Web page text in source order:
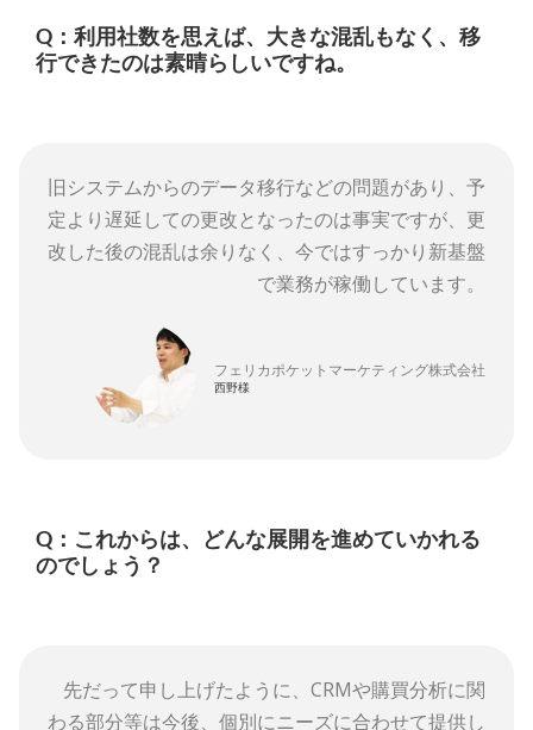
Q：利用社数を思えば、大きな混乱もなく、移
行できたのは素晴らしいですね。
旧システムからのデータ移行などの問題があり、予
定より遅延しての更改となったのは事実ですが、更
改した後の混乱は余りなく、今ではすっかり新基盤
で業務が稼働しています。
フェリカポケットマーケティング株式会社
西野様
Q：これからは、どんな展開を進めていかれる
のでしょう？
先だって申し上げたように、CRMや購買分析に関
わる部分等は今後、個別にニーズに合わせて提供し